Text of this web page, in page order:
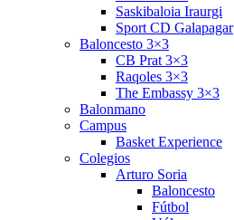
Saskibaloia Iraurgi
Sport CD Galapagar
Baloncesto 3×3
CB Prat 3×3
Raqoles 3×3
The Embassy 3×3
Balonmano
Campus
Basket Experience
Colegios
Arturo Soria
Baloncesto
Fútbol